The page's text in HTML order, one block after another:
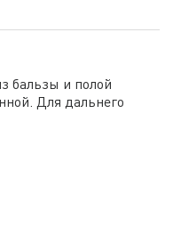
бальзы и полой
Для дальнего